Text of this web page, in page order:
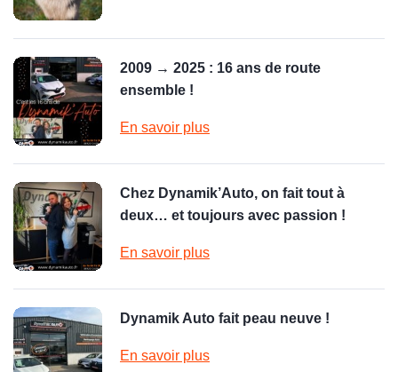
2009 → 2025 : 16 ans de route
ensemble !
En savoir plus
Chez Dynamik’Auto, on fait tout à
deux… et toujours avec passion !
En savoir plus
Dynamik Auto fait peau neuve !
En savoir plus